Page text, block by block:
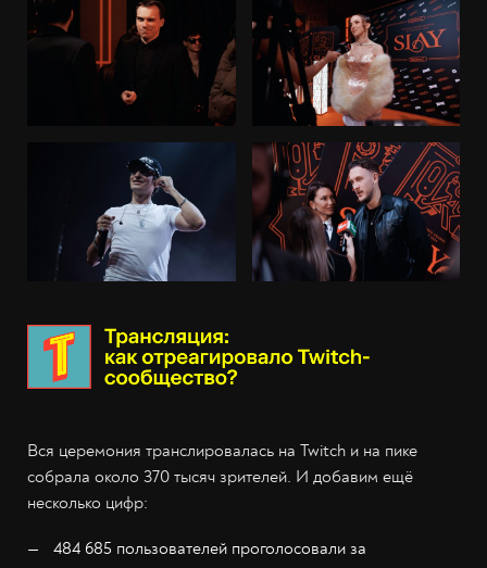
Вся церемония транслировалась на Twitch и на пике
собрала около 370 тысяч зрителей. И добавим ещё
несколько цифр:
484 685 пользователей проголосовали за